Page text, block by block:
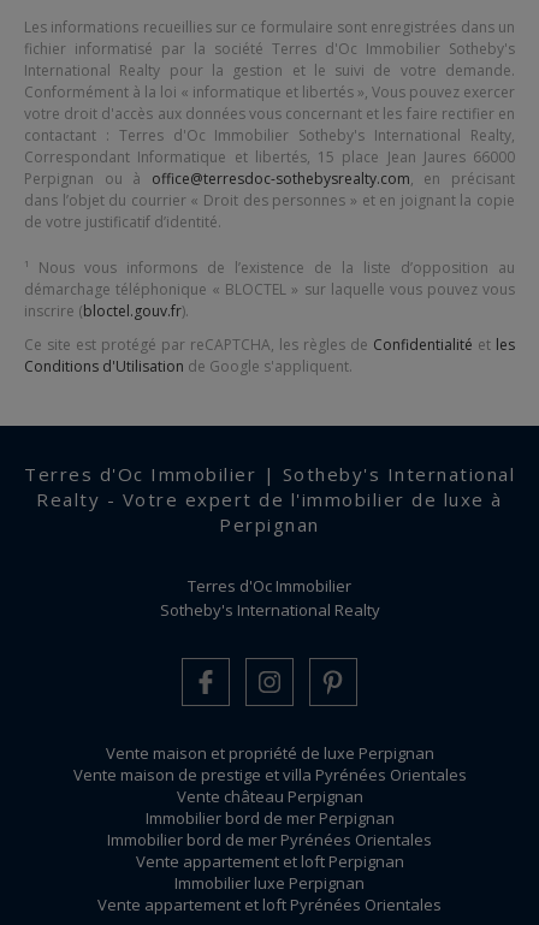
Les informations recueillies sur ce formulaire sont enregistrées dans un
fichier informatisé par la société Terres d'Oc Immobilier Sotheby's
International Realty pour la gestion et le suivi de votre demande.
Conformément à la loi « informatique et libertés », Vous pouvez exercer
votre droit d'accès aux données vous concernant et les faire rectifier en
contactant : Terres d'Oc Immobilier Sotheby's International Realty,
Correspondant Informatique et libertés, 15 place Jean Jaures 66000
Perpignan ou à office@terresdoc-sothebysrealty.com, en précisant
dans l’objet du courrier « Droit des personnes » et en joignant la copie
de votre justificatif d’identité.
¹ Nous vous informons de l’existence de la liste d’opposition au
démarchage téléphonique « BLOCTEL » sur laquelle vous pouvez vous
inscrire (bloctel.gouv.fr).
Ce site est protégé par reCAPTCHA, les règles de Confidentialité et les
Conditions d'Utilisation de Google s'appliquent.
Terres d'Oc Immobilier | Sotheby's International
Realty - Votre expert de l'immobilier de luxe à
Perpignan
Terres d'Oc Immobilier
Sotheby's International Realty
Vente maison et propriété de luxe Perpignan
Vente maison de prestige et villa Pyrénées Orientales
Vente château Perpignan
Immobilier bord de mer Perpignan
Immobilier bord de mer Pyrénées Orientales
Vente appartement et loft Perpignan
Immobilier luxe Perpignan
Vente appartement et loft Pyrénées Orientales